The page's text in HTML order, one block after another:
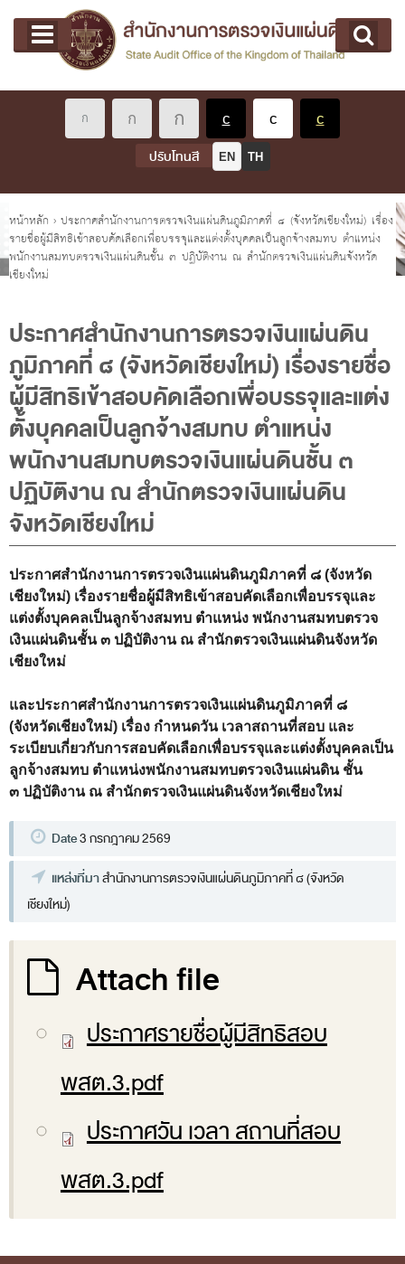
Main menu
หน้าแรก
เกี่ยวกับ คตง.
นโยบายการตรวจเงินแผ่นดิน
หลักเกณฑ์มาตรฐานเกี่ยวกับการตรวจเงินแผ่นดิน
ผู้ว่าการตรวจเงินแผ่นดิน
การบริหารและพัฒนาทรัพยากรบุคคล
เกี่ยวกับ สตง.
พรป. ว่าด้วยการตรวจเงินแผ่นดิน พ.ศ. 2561
แผนปฏิบัติราชการ ระยะ 5 ปี (พ.ศ. 2566 - 2570)
พระราชดำรัส รัชกาลที่ 9
ผู้บริหารสำนักงานการตรวจเงินแผ่นดิน
รองผู้ว่าการตรวจเงินแผ่นดิน
ผู้ตรวจเงินแผ่นดิน (สตภ.1-15)
ที่ปรึกษาการตรวจเงินแผ่นดิน
ผู้ช่วยผู้ว่าการตรวจเงินแผ่นดิน
รองผู้ตรวจเงินแผ่นดิน (สตภ.1-15)
ที่ปรึกษาประจำสำนักงาน
ผู้บริหารเทคโนโลยีสารสนเทศระดับสูง (CIO)
หน้าที่และอำนาจ และการแบ่งส่วนราชการ
หน้าที่และอำนาจ
โครงสร้างหน่วยงาน
ภาพรวม
ส่วนกลาง
คณะกรรมการตรวจสอบของสำนักงานการตรวจเงิน
โครงสร้างคณะกรรมการตรวจสอบ
เอกสารที่เกี่ยวข้องกับคณะกรรมการตรวจสอบ
คณะกรรมการมาตรฐานจริยธรรมของเจ้าหน้าที่และ
บุคลากรอื่น
โครงสร้างคณะกรรมการ
เอกสารที่เกี่ยวข้อง
ตราสัญลักษณ์ สตง.
ผลการตรวจสอบ
ปรับโทนสี EN TH
คุณอยู่ที่
หน้าหลัก › ประกาศสำนักงานการตรวจเงินแผ่นดินภูมิภาคที่ ๘ (จังหวัดเชียงใหม่) เรื่อง
รายชื่อผู้มีสิทธิเข้าสอบคัดเลือกเพื่อบรรจุและแต่งตั้งบุคคลเป็นลูกจ้างสมทบ ตำแหน่ง
พนักงานสมทบตรวจเงินแผ่นดินชั้น ๓ ปฏิบัติงาน ณ สำนักตรวจเงินแผ่นดินจังหวัด
เชียงใหม่
ประกาศสำนักงานการตรวจเงินแผ่นดิน
ภูมิภาคที่ ๘ (จังหวัดเชียงใหม่) เรื่องรายชื่อ
ผู้มีสิทธิเข้าสอบคัดเลือกเพื่อบรรจุและแต่ง
ตั้งบุคคลเป็นลูกจ้างสมทบ ตำแหน่ง
พนักงานสมทบตรวจเงินแผ่นดินชั้น ๓
ปฏิบัติงาน ณ สำนักตรวจเงินแผ่นดิน
จังหวัดเชียงใหม่
ประกาศสำนักงานการตรวจเงินแผ่นดินภูมิภาคที่ ๘ (จังหวัด
เชียงใหม่) เรื่องรายชื่อผู้มีสิทธิเข้าสอบคัดเลือกเพื่อบรรจุและ
แต่งตั้งบุคคลเป็นลูกจ้างสมทบ ตำแหน่ง พนักงานสมทบตรวจ
เงินแผ่นดินชั้น ๓ ปฏิบัติงาน ณ สำนักตรวจเงินแผ่นดินจังหวัด
เชียงใหม่
และประกาศสำนักงานการตรวจเงินแผ่นดินภูมิภาคที่ ๘
(จังหวัดเชียงใหม่) เรื่อง กำหนดวัน เวลาสถานที่สอบ และ
ระเบียบเกี่ยวกับการสอบคัดเลือกเพื่อบรรจุและแต่งตั้งบุคคลเป็น
ลูกจ้างสมทบ ตำแหน่งพนักงานสมทบตรวจเงินแผ่นดิน ชั้น
๓ ปฏิบัติงาน ณ สำนักตรวจเงินแผ่นดินจังหวัดเชียงใหม่
Date3 กรกฎาคม 2569
แหล่งที่มาสำนักงานการตรวจเงินแผ่นดินภูมิภาคที่ ๘ (จังหวัด
เชียงใหม่)
Attach file
ประกาศรายชื่อผู้มีสิทธิสอบ
พสต.3.pdf
ประกาศวัน เวลา สถานที่สอบ
พสต.3.pdf